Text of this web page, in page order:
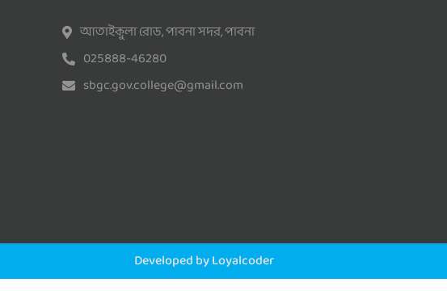
আতাইকুলা রোড, পাবনা সদর, পাবনা
025888-46280
sbgc.gov.college@gmail.com
Developed by Loyalcoder